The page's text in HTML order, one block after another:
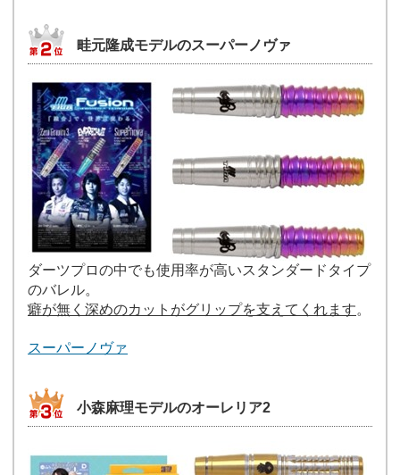
畦元隆成モデルのスーパーノヴァ
ダーツプロの中でも使用率が高いスタンダードタイプ
のバレル。
癖が無く深めのカットがグリップを支えてくれます。
スーパーノヴァ
小森麻理モデルのオーレリア2